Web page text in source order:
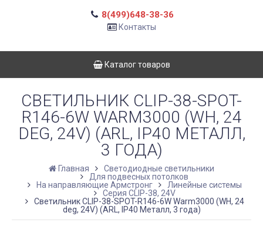
8(499)648-38-36
Контакты
Каталог товаров
СВЕТИЛЬНИК CLIP-38-SPOT-
R146-6W WARM3000 (WH, 24
DEG, 24V) (ARL, IP40 МЕТАЛЛ,
3 ГОДА)
Главная
Светодиодные светильники
Для подвесных потолков
На направляющие Армстронг
Линейные системы
Серия CLIP-38, 24V
Светильник CLIP-38-SPOT-R146-6W Warm3000 (WH, 24
deg, 24V) (ARL, IP40 Металл, 3 года)